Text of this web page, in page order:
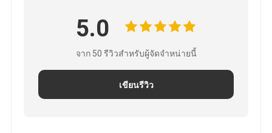
5.0
จาก 50 รีวิวสําหรับผู้จัดจําหน่ายนี้
เขียนรีวิว